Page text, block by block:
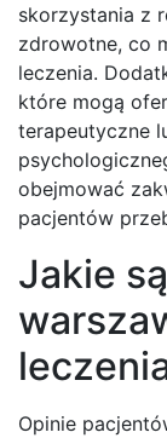
skorzystania z
zdrowotne, co
leczenia.
które mogą
terapeutyczne
obejmować
pacjentów
Jakie
Opinie